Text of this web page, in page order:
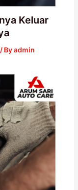
Keluar
Byadmin